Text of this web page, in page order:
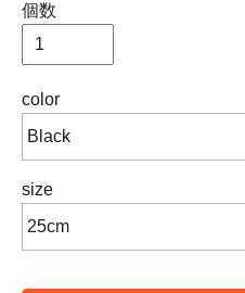
個数
color
size